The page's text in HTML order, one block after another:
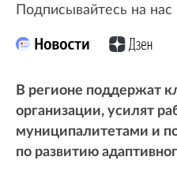
Подписывайтесь на нас
В регионе поддержат
организации, усилят
муниципалитетами и
по развитию